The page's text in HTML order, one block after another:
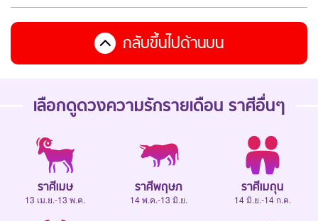
กลับขึ้นไปด้านบน
เลือกดูดวงความรักรายเดือน ราศีอื่นๆ
ราศีเมษ
13 เม.ย.-13 พ.ค.
ราศีพฤษภ
14 พ.ค.-13 มิ.ย.
ราศีเมถุน
14 มิ.ย.-14 ก.ค.